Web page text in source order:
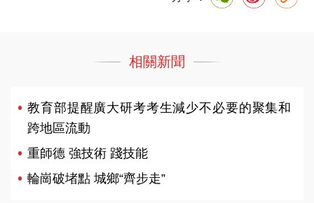
相關新聞
教育部提醒廣大研考考生減少不必要的聚集和
跨地區流動
重師德 強技術 踐技能
輪崗破堵點 城鄉“齊步走”